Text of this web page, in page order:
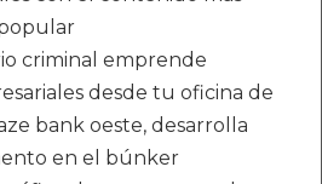
criminal emprende
desde tu oficina de
bank oeste, desarrolla
en el búnker